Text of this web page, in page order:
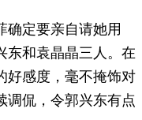
确定要亲自请她用
东和袁晶晶三人。在
好感度，毫不掩饰对
调侃，令郭兴东有点